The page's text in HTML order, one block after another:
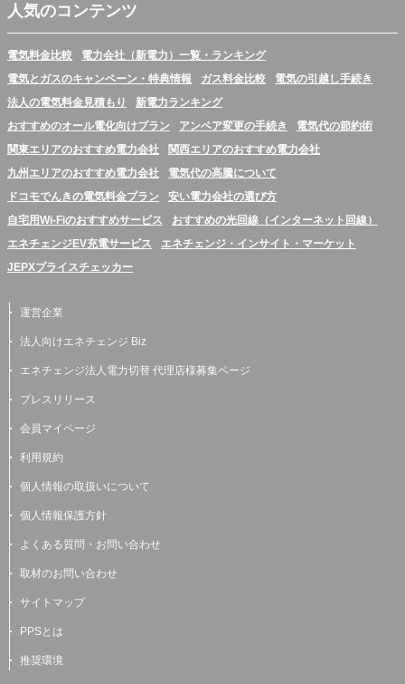
人気のコンテンツ
電気料金比較
電力会社（新電力）一覧・ランキング
電気とガスのキャンペーン・特典情報
ガス料金比較
電気の引越し手続き
法人の電気料金見積もり
新電力ランキング
おすすめのオール電化向けプラン
アンペア変更の手続き
電気代の節約術
関東エリアのおすすめ電力会社
関西エリアのおすすめ電力会社
九州エリアのおすすめ電力会社
電気代の高騰について
ドコモでんきの電気料金プラン
安い電力会社の選び方
自宅用Wi-Fiのおすすめサービス
おすすめの光回線（インターネット回線）
エネチェンジEV充電サービス
エネチェンジ・インサイト・マーケット
JEPXプライスチェッカー
運営企業
法人向けエネチェンジ Biz
エネチェンジ法人電力切替 代理店様募集ページ
プレスリリース
会員マイページ
利用規約
個人情報の取扱いについて
個人情報保護方針
よくある質問・お問い合わせ
取材のお問い合わせ
サイトマップ
PPSとは
推奨環境